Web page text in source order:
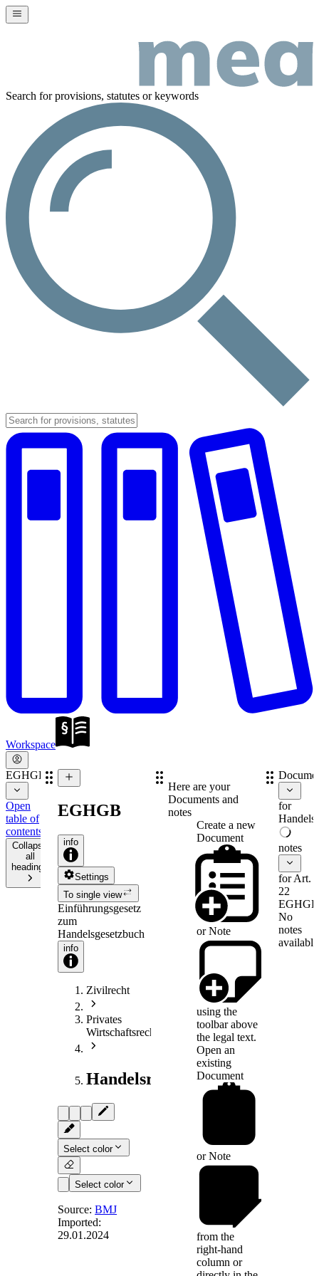
Search for provisions, statutes or keywords
Workspace
EGHGB
Open
table of
contents
Collapse
all
headings
EGHGB
info
Settings
To single view
Einführungsgesetz
zum
Handelsgesetzbuch
info
Zivilrecht
Privates
Wirtschaftsrecht
Handelsrecht
Select color
Select color
Art. 22
Source:BMJ
Imported:
29.01.2024
Here are your
Documents and
notes
Create a new
Document
orNote
using the
toolbar above
the legal text.
Open an
existing
Document
orNote
from the
right-hand
column or
for
notes
for Art.
22
EGHGB
No
notes